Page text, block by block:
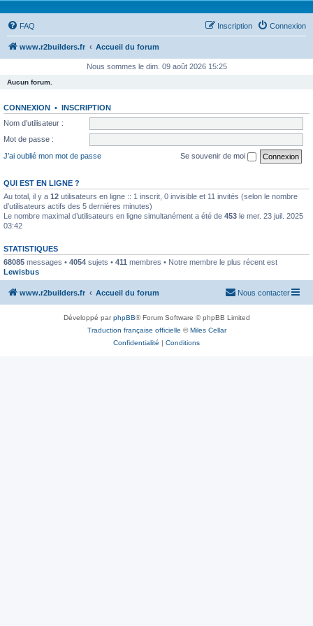
FAQ Connexion
Inscription
www.r2builders.fr Accueil du forum
Nous sommes le dim. 09 août 2026 15:25
Aucun forum.
CONNEXION • INSCRIPTION
Nom d’utilisateur :
Mot de passe :
J’ai oublié mon mot de passe
Se souvenir de moi
QUI EST EN LIGNE ?
Au total, il y a 12 utilisateurs en ligne :: 1 inscrit, 0 invisible et 11 invités (selon le nombre
d’utilisateurs actifs des 5 dernières minutes)
Le nombre maximal d’utilisateurs en ligne simultanément a été de 453 le mer. 23 juil. 2025
03:42
STATISTIQUES
68085 messages • 4054 sujets • 411 membres • Notre membre le plus récent est
Lewisbus
www.r2builders.fr Accueil du forum Nous contacter
Développé parphpBB® Forum Software © phpBB Limited
Traduction française officielle ©Miles Cellar
Confidentialité | Conditions